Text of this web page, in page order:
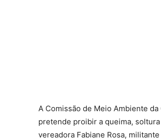
A Comissão de Meio Ambiente
pretende proibir a queima,
vereadora Fabiane Rosa,